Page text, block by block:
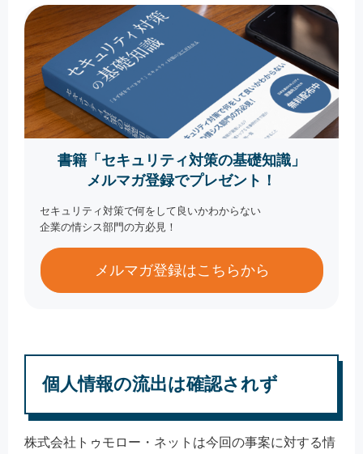
書籍「セキュリティ対策の基礎知識」
メルマガ登録でプレゼント！
セキュリティ対策で何をして良いかわからない
企業の情シス部門の方必見！
メルマガ登録はこちらから
個人情報の流出は確認されず
株式会社トゥモロー・ネットは今回の事案に対する情